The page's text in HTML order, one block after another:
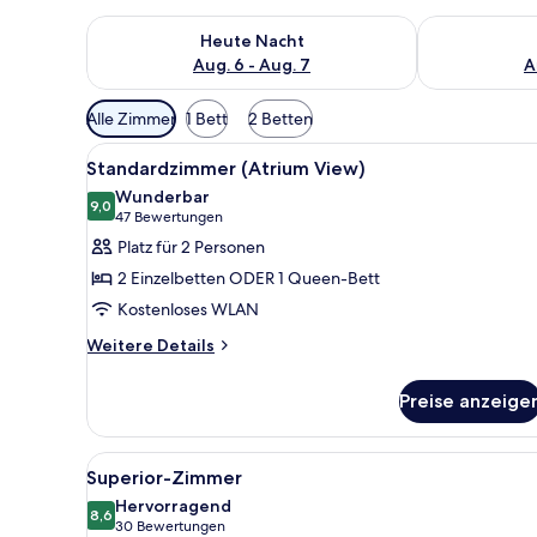
Heute Nacht
Aug. 6 - Aug. 7
Überprüfe die Verfügbarkeit für heute Nacht, Aug. 6
Überprüfe
Verfügbare
Filter
für
Zimmer
Alle Zimmer 1 Bett 2 Betten
Alle
Fotos
für
Standardzimmer
(Atrium
View)
anzeigen
Ein modernes Schlafzimmer
9
Standardzimmer (Atrium View)
9,09,0 von 10
Wunderbar
47 Bewertungen
(47
Bewertungen)
Platz für 2 Personen
2 Einzelbetten ODER 1 Queen-Bett
Kostenloses WLAN
Weitere Details
Weitere
(Atrium
View)
Preise
Alle
Fotos
für
Ein Hotelzimmer mit einem
13
Superior-Zimmer
8,68,6 von 10
Hervorragend
30 Bewertungen
(30